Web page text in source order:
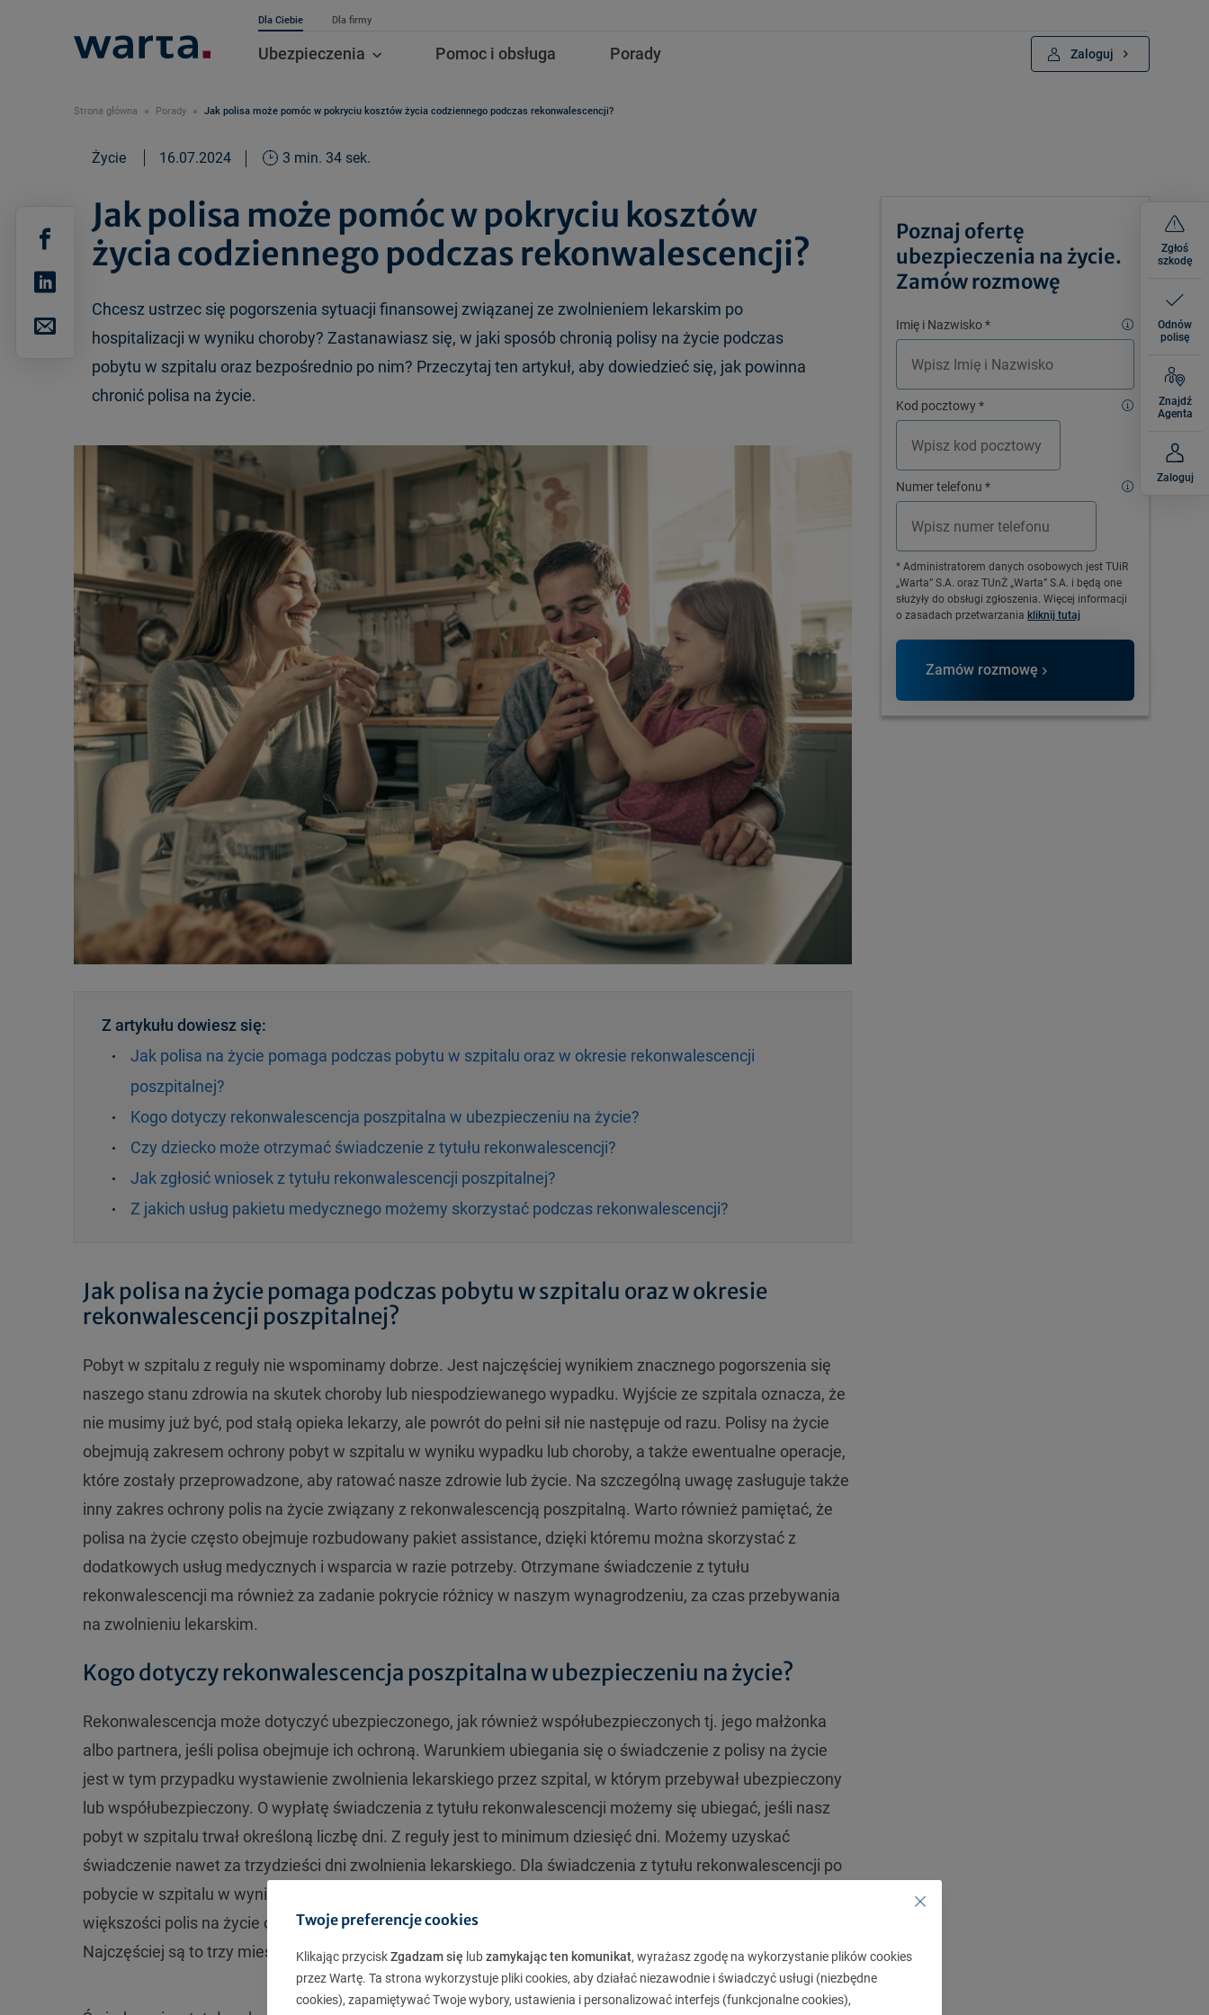
Dla Ciebie Dla firmy
Ubezpieczenia Pomoc i obsługa Porady Zaloguj
Strona główna Porady Jak polisa może pomóc w pokryciu kosztów życia codziennego podczas rekonwalescencji?
Życie 16.07.2024 3 min. 34 sek.
Jak polisa może pomóc w pokryciu kosztów
życia codziennego podczas rekonwalescencji?
Chcesz ustrzec się pogorszenia sytuacji finansowej związanej ze zwolnieniem lekarskim po
hospitalizacji w wyniku choroby? Zastanawiasz się, w jaki sposób chronią polisy na życie podczas
pobytu w szpitalu oraz bezpośrednio po nim? Przeczytaj ten artykuł, aby dowiedzieć się, jak powinna
chronić polisa na życie.
Z artykułu dowiesz się:
Jak polisa na życie pomaga podczas pobytu w szpitalu oraz w okresie rekonwalescencji
poszpitalnej?
Kogo dotyczy rekonwalescencja poszpitalna w ubezpieczeniu na życie?
Czy dziecko może otrzymać świadczenie z tytułu rekonwalescencji?
Jak zgłosić wniosek z tytułu rekonwalescencji poszpitalnej?
Z jakich usług pakietu medycznego możemy skorzystać podczas rekonwalescencji?
Jak polisa na życie pomaga podczas pobytu w szpitalu oraz w okresie
rekonwalescencji poszpitalnej?
Pobyt w szpitalu z reguły nie wspominamy dobrze. Jest najczęściej wynikiem znacznego pogorszenia się
naszego stanu zdrowia na skutek choroby lub niespodziewanego wypadku. Wyjście ze szpitala oznacza, że
nie musimy już być, pod stałą opieka lekarzy, ale powrót do pełni sił nie następuje od razu. Polisy na życie
obejmują zakresem ochrony pobyt w szpitalu w wyniku wypadku lub choroby, a także ewentualne operacje,
które zostały przeprowadzone, aby ratować nasze zdrowie lub życie. Na szczególną uwagę zasługuje także
inny zakres ochrony polis na życie związany z rekonwalescencją poszpitalną. Warto również pamiętać, że
polisa na życie często obejmuje rozbudowany pakiet assistance, dzięki któremu można skorzystać z
dodatkowych usług medycznych i wsparcia w razie potrzeby. Otrzymane świadczenie z tytułu
rekonwalescencji ma również za zadanie pokrycie różnicy w naszym wynagrodzeniu, za czas przebywania
na zwolnieniu lekarskim.
Kogo dotyczy rekonwalescencja poszpitalna w ubezpieczeniu na życie?
Rekonwalescencja może dotyczyć ubezpieczonego, jak również współubezpieczonych tj. jego małżonka
albo partnera, jeśli polisa obejmuje ich ochroną. Warunkiem ubiegania się o świadczenie z polisy na życie
jest w tym przypadku wystawienie zwolnienia lekarskiego przez szpital, w którym przebywał ubezpieczony
lub współubezpieczony. O wypłatę świadczenia z tytułu rekonwalescencji możemy się ubiegać, jeśli nasz
pobyt w szpitalu trwał określoną liczbę dni. Z reguły jest to minimum dziesięć dni. Możemy uzyskać
świadczenie nawet za trzydzieści dni zwolnienia lekarskiego. Dla świadczenia z tytułu rekonwalescencji po
pobycie w szpitalu w wyniku choroby, jak również dla świadczenia za pobyt w szpitalu w wyniku choroby, na
większości polis na życie odpowiedzialność ubezpieczyciela rozpoczyna się po kilku miesiącach.
Najczęściej są to trzy miesiące.
Poznaj ofertę
ubezpieczenia na życie.
Zamów rozmowę
Imię i Nazwisko*
Kod pocztowy*
Numer telefonu *
* Administratorem danych osobowych jest TUiR
„Warta” S.A. oraz TUnŻ „Warta” S.A. i będą one
służyły do obsługi zgłoszenia. Więcej informacji
o zasadach przetwarzania kliknij tutaj
Zamów rozmowę
Zgłoś
szkodę
Odnów
polisę
Znajdź
Agenta
Zaloguj
Twoje preferencje cookies
Klikając przyciskZgadzam się lubzamykając ten komunikat, wyrażasz zgodę na wykorzystanie plików cookies
przez Wartę. Ta strona wykorzystuje pliki cookies, aby działać niezawodnie i świadczyć usługi (niezbędne
cookies), zapamiętywać Twoje wybory, ustawienia i personalizować interfejs (funkcjonalne cookies),